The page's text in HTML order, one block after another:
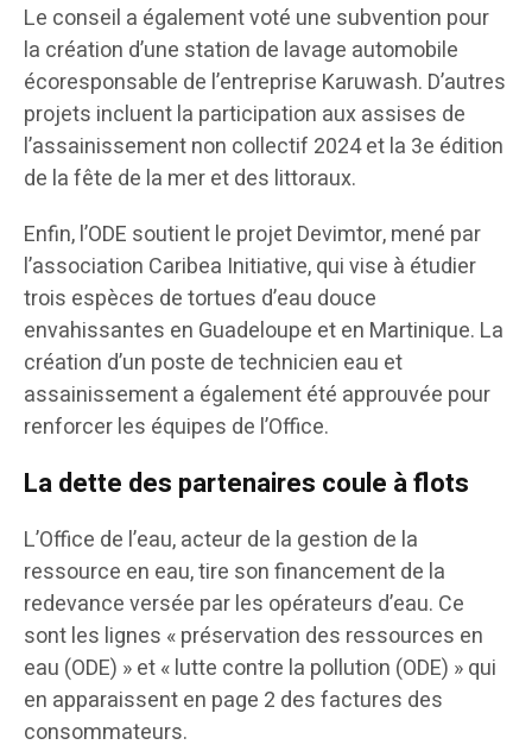
Le conseil a également voté une subvention pour
la création d’une station de lavage automobile
écoresponsable de l’entreprise Karuwash. D’autres
projets incluent la participation aux assises de
l’assainissement non collectif 2024 et la 3e édition
de la fête de la mer et des littoraux.
Enfin, l’ODE soutient le projet Devimtor, mené par
l’association Caribea Initiative, qui vise à étudier
trois espèces de tortues d’eau douce
envahissantes en Guadeloupe et en Martinique. La
création d’un poste de technicien eau et
assainissement a également été approuvée pour
renforcer les équipes de l’Office.
La dette des partenaires coule à flots
L’Office de l’eau, acteur de la gestion de la
ressource en eau, tire son financement de la
redevance versée par les opérateurs d’eau. Ce
sont les lignes « préservation des ressources en
eau (ODE) » et « lutte contre la pollution (ODE) » qui
en apparaissent en page 2 des factures des
consommateurs.